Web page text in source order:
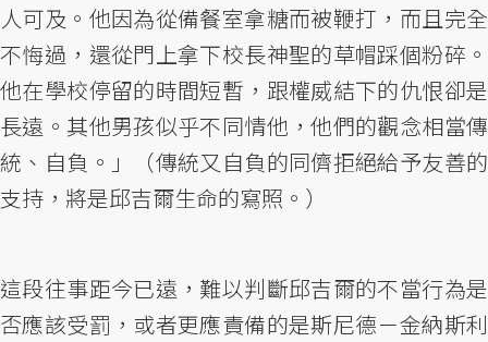
人可及。他因為從備餐室拿糖而被鞭打，而且完全
不悔過，還從門上拿下校長神聖的草帽踩個粉碎。
他在學校停留的時間短暫，跟權威結下的仇恨卻是
長遠。其他男孩似乎不同情他，他們的觀念相當傳
統、自負。」（傳統又自負的同儕拒絕給予友善的
支持，將是邱吉爾生命的寫照。）
這段往事距今已遠，難以判斷邱吉爾的不當行為是
否應該受罰，或者更應責備的是斯尼德－金納斯利